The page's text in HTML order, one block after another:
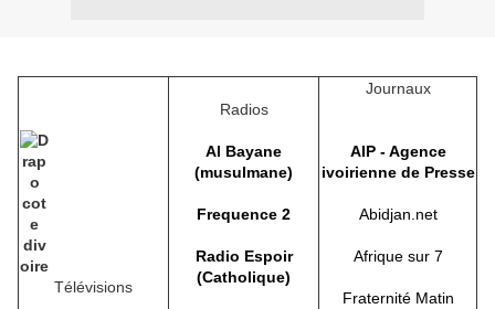
Télévisions
Radios
Al Bayane
(musulmane)
Frequence 2
Radio Espoir
(Catholique)
Journaux
AIP - Agence
ivoirienne de Presse
Abidjan.net
Afrique sur 7
Fraternité Matin